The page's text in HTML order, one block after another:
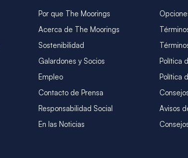
Por que The Moorings
Acerca de The Moorings
Sostenibilidad
Galardones y Socios
Empleo
Contacto de Prensa
Responsabilidad Social
En las Noticias
Política
Política
Avisos